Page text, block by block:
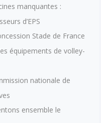
manquantes :
d’EPS
Stade de France
équipements de volley-
nationale de
ensemble le